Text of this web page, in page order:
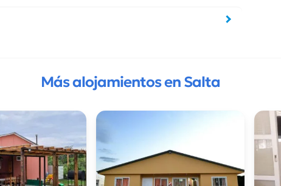
Más alojamientos en Salta